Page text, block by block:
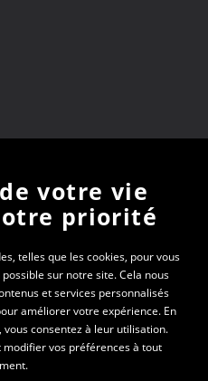
vous recevrez
PEP 69
votre vie
priorité
telles que les cookies, pour vous
sur notre site. Cela nous
et services personnalisés
améliorer votre expérience. En
consentez à leur utilisation.
modifier vos préférences à tout